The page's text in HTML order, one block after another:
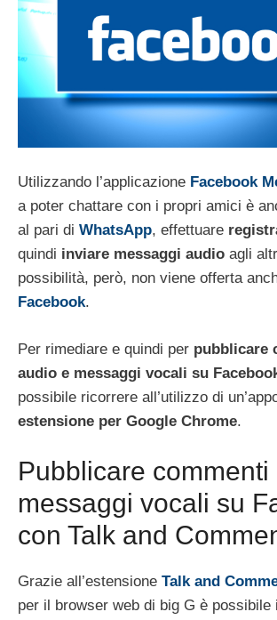
Utilizzando l’applicazione Facebook
a poter chattare con i propri amici è
al pari di WhatsApp, effettuare
quindi inviare messaggi audio agli
possibilità, però, non viene offerta
Facebook.
Per rimediare e quindi per pubblicare
audio e messaggi vocali su
possibile ricorrere all’utilizzo di
estensione per Google Chrome.
Pubblicare commenti
messaggi vocali su
con Talk and
Grazie all’estensione Talk and
per il browser web di big G è possibile